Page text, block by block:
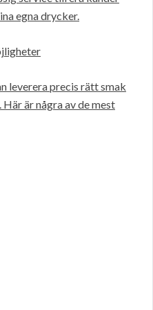
egna drycker.
leverera precis rätt smak
är några av de mest